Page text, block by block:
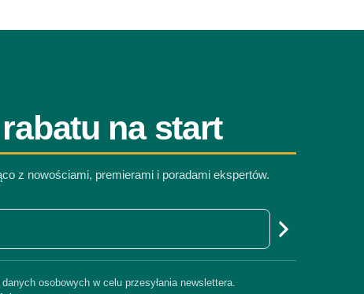
na start
z nowościami, premierami i poradami ekspertów.
osobowych w celu przesyłania newslettera.